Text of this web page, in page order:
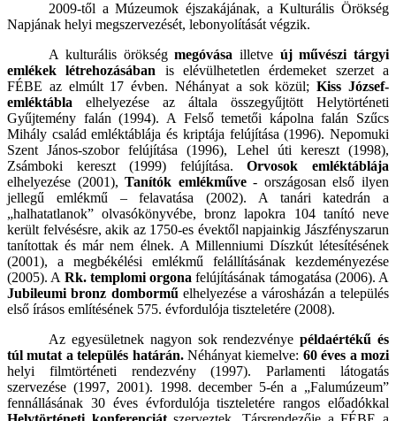
2009-től a Múzeumok éjszakájának, a Kulturális Örökség
Napjának helyi megszervezését, lebonyolítását végzik.
A kulturális örökségmegóvása illetve új művészi tárgyi
emlékek létrehozásában is elévülhetetlen érdemeket szerzet a
FÉBE az elmúlt 17 évben. Néhányat a sok közül;Kiss József-
emléktábla elhelyezése az általa összegyűjtött Helytörténeti
Gyűjtemény falán (1994). A Felső temetői kápolna falán Szűcs
Mihály család emléktáblája és kriptája felújítása (1996). Nepomuki
Szent János-szobor felújítása (1996), Lehel úti kereszt (1998),
Zsámboki kereszt (1999) felújítása.Orvosok emléktáblája
elhelyezése (2001),Tanítók emlékműve- országosan első ilyen
jellegű emlékmű – felavatása (2002). A tanári katedrán a
„halhatatlanok” olvasókönyvébe, bronz lapokra 104 tanító neve
került felvésésre, akik az 1750-es évektől napjainkig Jászfényszarun
tanítottak és már nem élnek. A Millenniumi Díszkút létesítésének
(2001), a megbékélési emlékmű felállításának kezdeményezése
(2005). A Rk. templomi orgonafelújításának támogatása (2006). A
Jubileumi bronz dombormű elhelyezése a városházán a település
első írásos említésének 575. évfordulója tiszteletére (2008).
Az egyesületnek nagyon sok rendezvényepéldaértékű és
túl mutat a település határán.Néhányat kiemelve: 60 éves a mozi
helyi filmtörténeti rendezvény (1997). Parlamenti látogatás
szervezése (1997, 2001). 1998. december 5-én a „Falumúzeum”
fennállásának 30 éves évfordulója tiszteletére rangos előadókkal